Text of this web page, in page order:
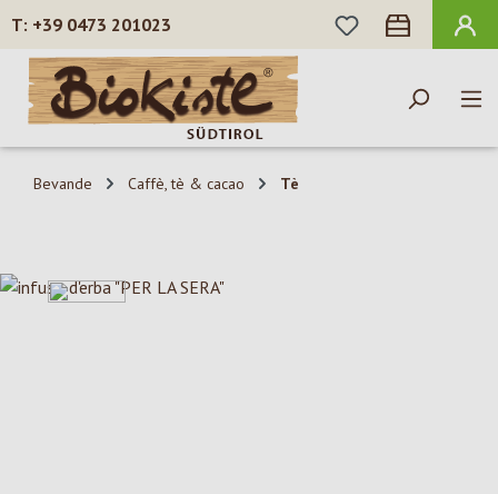
Passa al contenuto principale
+39 0473 201023
HAI 0 ARTICOLI
Bevande Caffè, tè & cacao Tè
Salta la galleria di immagini